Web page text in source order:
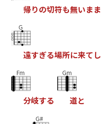
帰りの切符も無いまま
G
遠すぎる場所に来てし
Fm
分岐する
Gm
道と
G#